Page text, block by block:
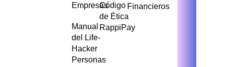
Empresas
Manual
del Life-
Hacker
Personas
Código
de Ética
RappiPay
Financieros